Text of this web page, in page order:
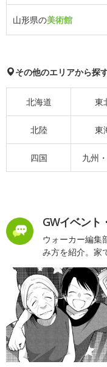
山形県の美術館
その他のエリアから探
北海道 東
北陸 東
四国 九州
GWイベント
ウォーカー編集
み方を紹介。家